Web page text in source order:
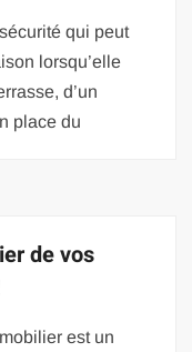
qui peut
lorsqu’elle
d’un
place du
de vos
est un